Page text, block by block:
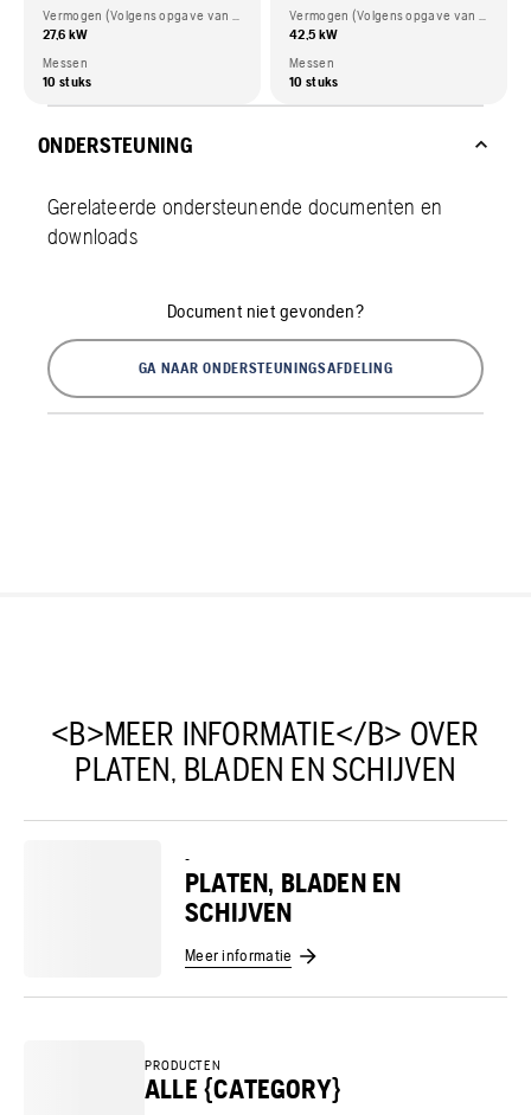
Vermogen (Volgens opgave van de motorfabrikant)
27,6 kW
Messen
10 stuks
Vermogen (Volgens opgave van de motorfabrikant)
42,5 kW
Messen
10 stuks
ONDERSTEUNING
Gerelateerde ondersteunende documenten en
downloads
Document niet gevonden?
GA NAAR ONDERSTEUNINGSAFDELING
<B>MEER INFORMATIE</B> OVER
PLATEN, BLADEN EN SCHIJVEN
-
PLATEN, BLADEN EN
SCHIJVEN
Meer informatie
PRODUCTEN
ALLE {CATEGORY}